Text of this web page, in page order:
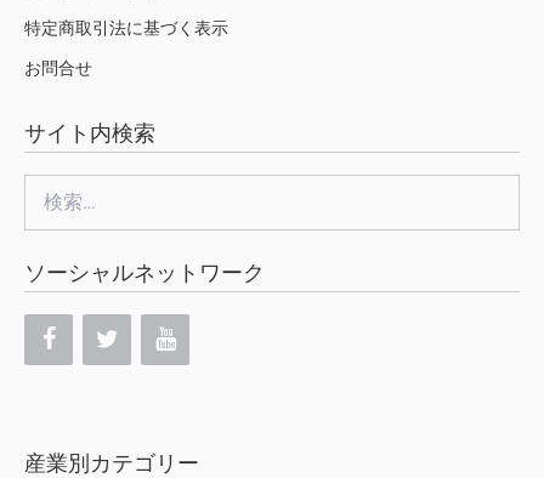
特定商取引法に基づく表示
お問合せ
サイト内検索
索:
ソーシャルネットワーク
産業別カテゴリー